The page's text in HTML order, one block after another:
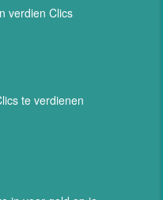
verdien Clics
te verdienen